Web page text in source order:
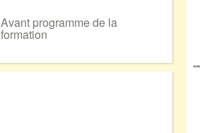
Avant programme de la
formation